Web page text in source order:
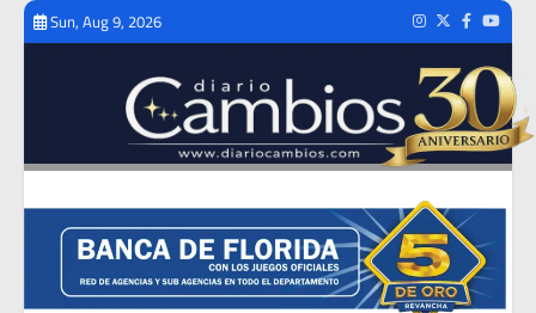
Skip
Sun, Aug 9, 2026 Instagram
TwitterFacebook